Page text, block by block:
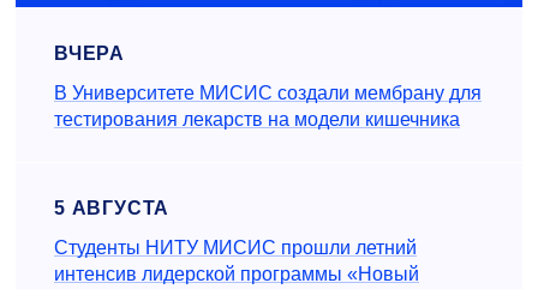
ВЧЕРА
В Университете МИСИС создали мембрану для
тестирования лекарств на модели кишечника
5 АВГУСТА
Студенты НИТУ МИСИС прошли летний
интенсив лидерской программы «Новый